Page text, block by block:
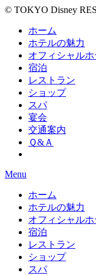
© TOKYO Disney
ホーム
ホテルの魅力
オフィシャル
宿泊
レストラン
ショップ
スパ
宴会
交通案内
Ｑ&Ａ
Menu
ホーム
ホテルの魅力
オフィシャル
宿泊
レストラン
ショップ
スパ